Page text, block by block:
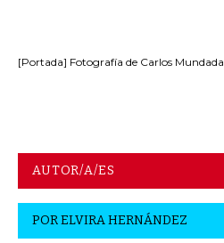
[Portada] Fotografía de Carlos Mundada
AUTOR/A/ES
PORELVIRA HERNÁNDEZ